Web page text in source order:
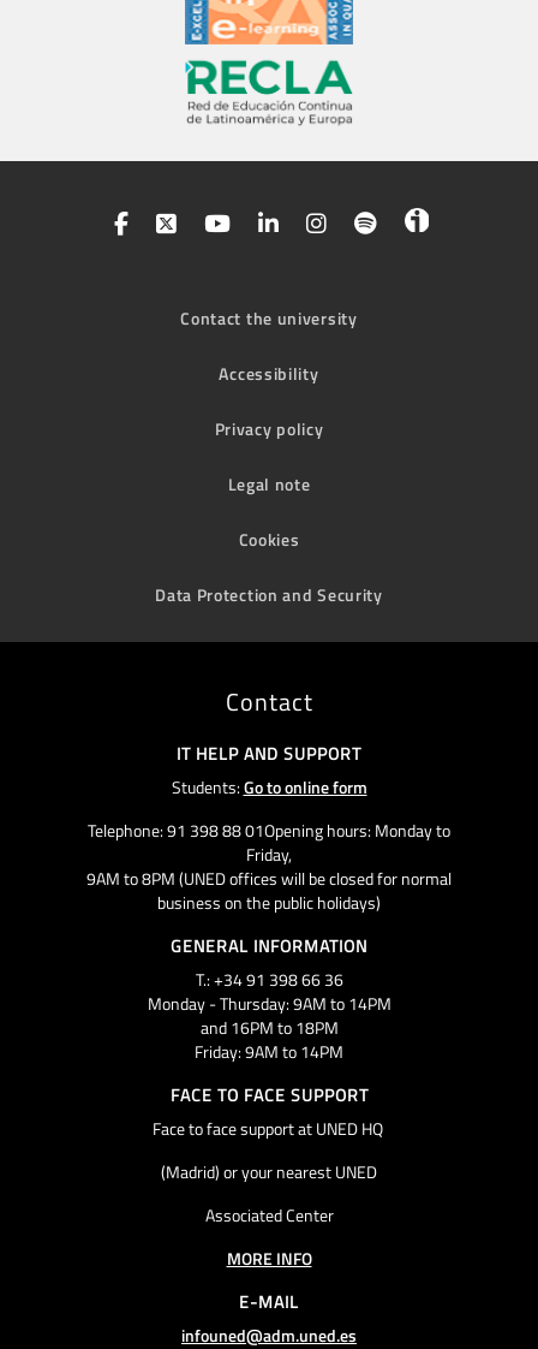
Contact the university
Accessibility
Privacy policy
Legal note
Cookies
Data Protection and Security
Contact
IT HELP AND SUPPORT
Students:Go to online form
Telephone: 91 398 88 01Opening hours: Monday to
Friday,
9AM to 8PM (UNED offices will be closed for normal
business on the public holidays)
GENERAL INFORMATION
T.: +34 91 398 66 36
Monday - Thursday: 9AM to 14PM
and 16PM to 18PM
Friday: 9AM to 14PM
FACE TO FACE SUPPORT
Face to face support at UNED HQ
(Madrid) or your nearest UNED
Associated Center
MORE INFO
E-MAIL
infouned@adm.uned.es